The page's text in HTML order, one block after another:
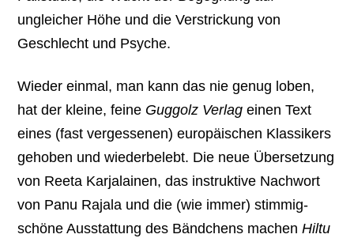
ungleicher Höhe und die Verstrickung von
Geschlecht und Psyche.
Wieder einmal, man kann das nie genug loben,
hat der kleine, feine Guggolz Verlag einen Text
eines (fast vergessenen) europäischen Klassikers
gehoben und wiederbelebt. Die neue Übersetzung
von Reeta Karjalainen, das instruktive Nachwort
von Panu Rajala und die (wie immer) stimmig-
schöne Ausstattung des Bändchens machenHiltu